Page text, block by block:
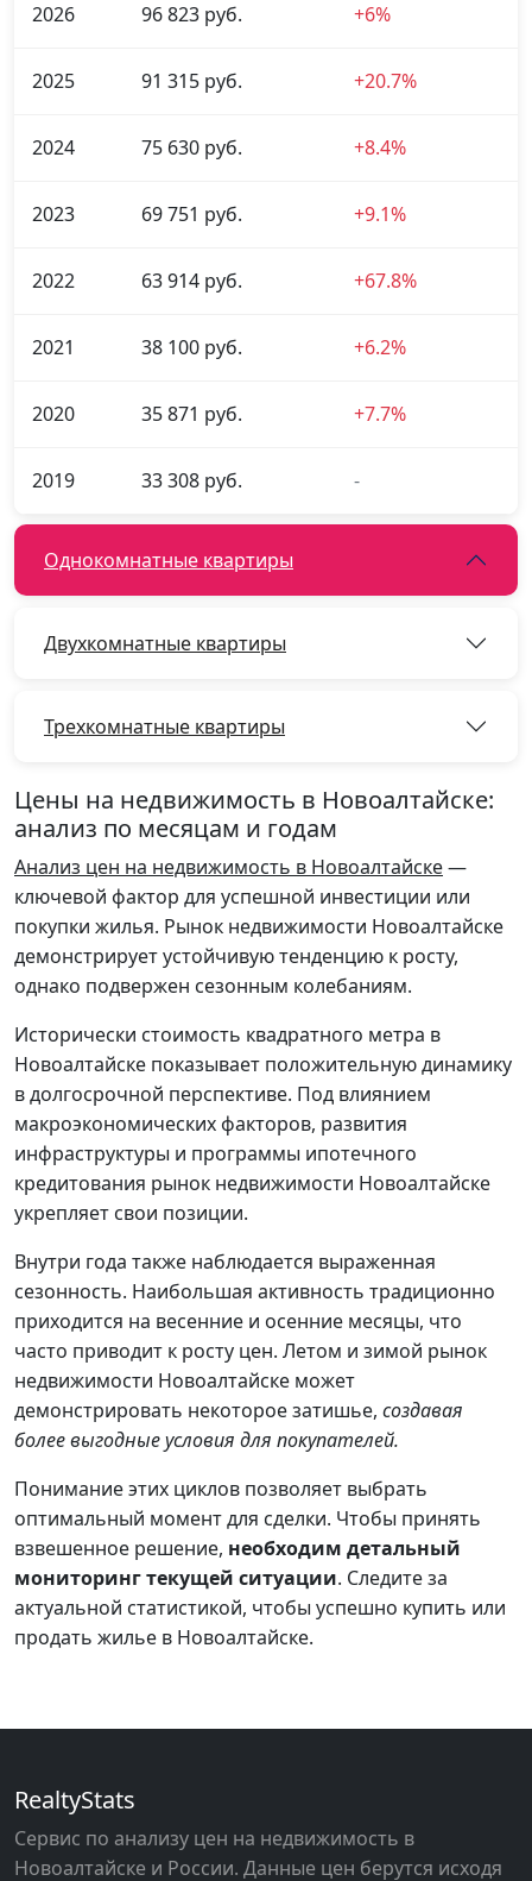
2026 96 823 руб. +6%
2025 91 315 руб. +20.7%
2024 75 630 руб. +8.4%
2023 69 751 руб. +9.1%
2022 63 914 руб. +67.8%
2021 38 100 руб. +6.2%
2020 35 871 руб. +7.7%
2019 33 308 руб. -
Однокомнатные квартиры
Двухкомнатные квартиры
Трехкомнатные квартиры
Цены на недвижимость в Новоалтайске:
анализ по месяцам и годам
Анализ цен на недвижимость в Новоалтайске—
ключевой фактор для успешной инвестиции или
покупки жилья. Рынок недвижимости Новоалтайске
демонстрирует устойчивую тенденцию к росту,
однако подвержен сезонным колебаниям.
Исторически стоимость квадратного метра в
Новоалтайске показывает положительную динамику
в долгосрочной перспективе. Под влиянием
макроэкономических факторов, развития
инфраструктуры и программы ипотечного
кредитования рынок недвижимости Новоалтайске
укрепляет свои позиции.
Внутри года также наблюдается выраженная
сезонность. Наибольшая активность традиционно
приходится на весенние и осенние месяцы, что
часто приводит к росту цен. Летом и зимой рынок
недвижимости Новоалтайске может
демонстрировать некоторое затишье, создавая
более выгодные условия для покупателей.
Понимание этих циклов позволяет выбрать
оптимальный момент для сделки. Чтобы принять
взвешенное решение, необходим детальный
мониторинг текущей ситуации. Следите за
актуальной статистикой, чтобы успешно купить или
продать жилье в Новоалтайске.
RealtyStats
Сервис по анализу цен на недвижимость в
Новоалтайске и России. Данные цен берутся исходя